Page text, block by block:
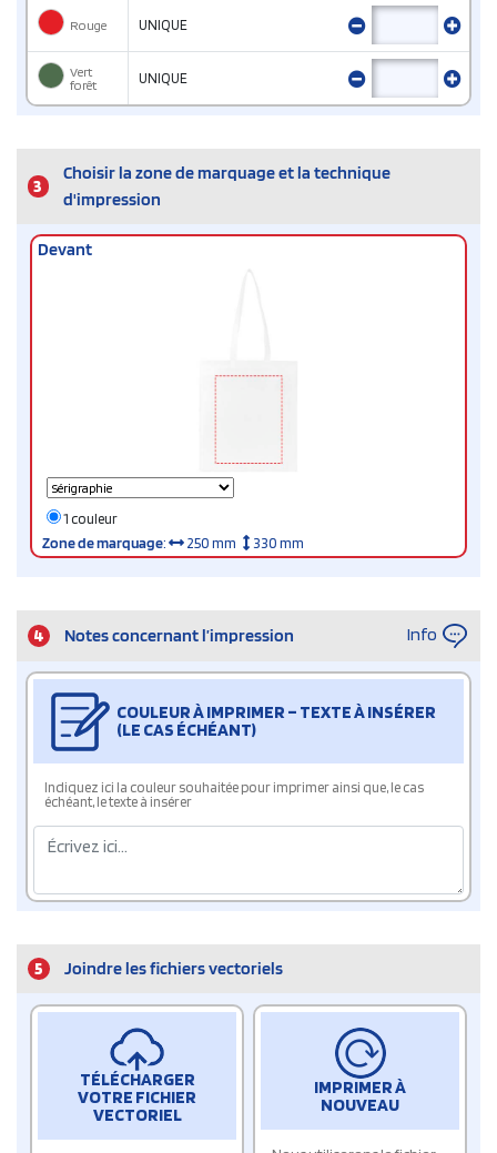
Rouge UNIQUE
Vert
forêt
UNIQUE
3
Choisir la zone de marquage et la technique
d'impression
Devant
1 couleur
Zone de marquage: 250 mm 330 mm
4 Notes concernant l’impression Info
COULEUR À IMPRIMER – TEXTE À INSÉRER
(LE CAS ÉCHÉANT)
Indiquez ici la couleur souhaitée pour imprimer ainsi que, le cas
échéant, le texte à insérer
5 Joindre les fichiers vectoriels
TÉLÉCHARGER
VOTRE FICHIER
VECTORIEL
IMPRIMER À
NOUVEAU